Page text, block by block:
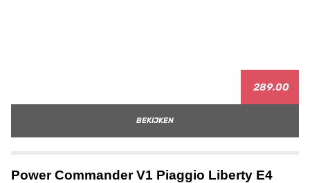
289.00
BEKIJKEN
Power Commander V1 Piaggio Liberty E4